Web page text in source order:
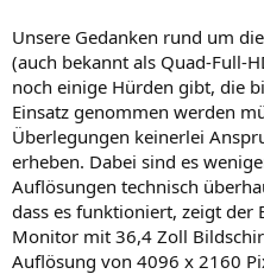
Unsere Gedanken rund um
(auch bekannt als Quad-Full-
noch einige Hürden gibt, die
Einsatz genommen werden
Überlegungen keinerlei
erheben. Dabei sind es
Auflösungen technisch
dass es funktioniert, zeigt der
Monitor mit 36,4 Zoll
Auflösung von 4096 x 2160